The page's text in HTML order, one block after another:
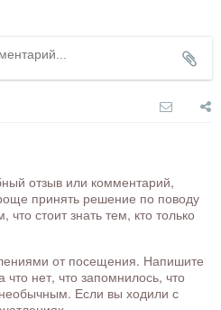
отзыв или комментарий,
принять решение по поводу
стоит знать тем, кто только
от посещения. Напишите
нет, что запомнилось, что
Если вы ходили с